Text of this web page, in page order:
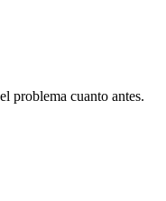
problema cuanto antes.